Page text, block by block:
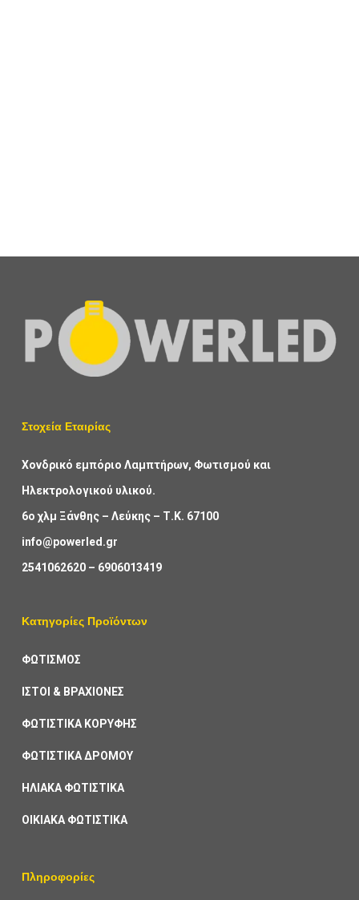
Στοχεία Εταιρίας
Χονδρικό εμπόριο Λαμπτήρων, Φωτισμού και
Ηλεκτρολογικού υλικού.
6ο χλμ Ξάνθης – Λεύκης – Τ.Κ. 67100
info@powerled.gr
2541062620– 6906013419
Κατηγορίες Προϊόντων
ΦΩΤΙΣΜΟΣ
ΙΣΤΟΙ & ΒΡΑΧΙΟΝΕΣ
ΦΩΤΙΣΤΙΚΑ ΚΟΡΥΦΗΣ
ΦΩΤΙΣΤΙΚΑ ΔΡΟΜΟΥ
ΗΛΙΑΚΑ ΦΩΤΙΣΤΙΚΑ
ΟΙΚΙΑΚΑ ΦΩΤΙΣΤΙΚΑ
Πληροφορίες